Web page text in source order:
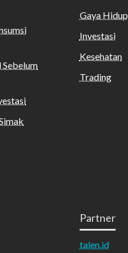
Gaya Hidup
Investasi
Kesehatan
Trading
Partner
talen.id